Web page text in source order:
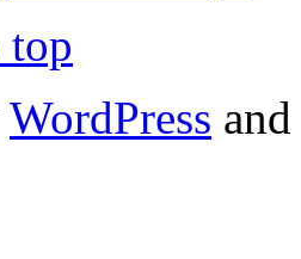
top
WordPress